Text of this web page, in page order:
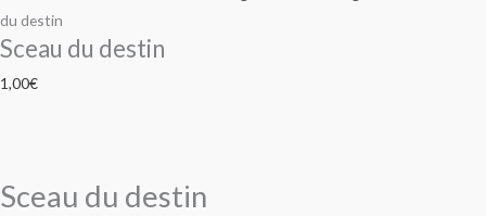
du destin
Sceau du destin
1,00€
Sceau du destin